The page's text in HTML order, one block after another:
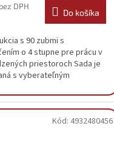
DPH
Do košíka
s 90 zubmi s
o 4 stupne pre prácu v
priestoroch Sada je
s vyberateľným
navrhnutý pre...
Kód: 4932480456